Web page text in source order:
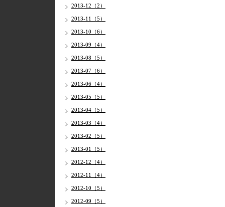
2013-12（2）
2013-11（5）
2013-10（6）
2013-09（4）
2013-08（5）
2013-07（6）
2013-06（4）
2013-05（5）
2013-04（5）
2013-03（4）
2013-02（5）
2013-01（5）
2012-12（4）
2012-11（4）
2012-10（5）
2012-09（5）